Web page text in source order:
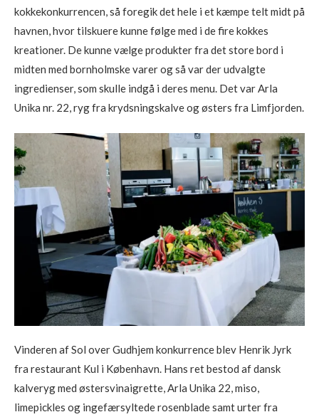
kokkekonkurrencen, så foregik det hele i et kæmpe telt midt på
havnen, hvor tilskuere kunne følge med i de fire kokkes
kreationer. De kunne vælge produkter fra det store bord i
midten med bornholmske varer og så var der udvalgte
ingredienser, som skulle indgå i deres menu. Det var Arla
Unika nr. 22, ryg fra krydsningskalve og østers fra Limfjorden.
Vinderen af Sol over Gudhjem konkurrence blev Henrik Jyrk
fra restaurant Kul i København. Hans ret bestod af dansk
kalveryg med østersvinaigrette, Arla Unika 22, miso,
limepickles og ingefærsyltede rosenblade samt urter fra